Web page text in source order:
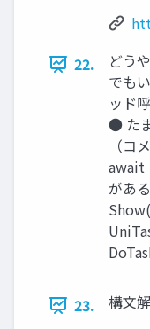
22.
どう
でも
ッド
● た
（コ
await
があ
23. 構文